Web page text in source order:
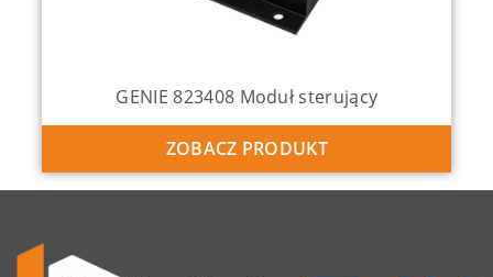
GENIE 137634 Joystick
ZOBACZ PRODUKT